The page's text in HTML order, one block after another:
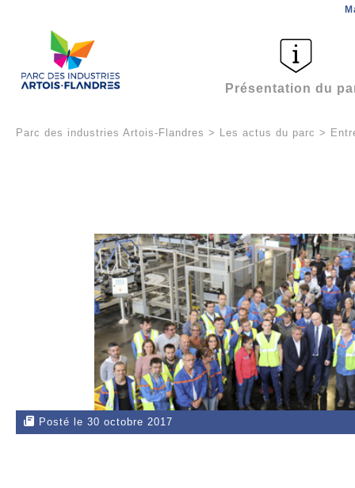
Présentation du
Parc des industries Artois-Flandres > Les actus du parc >
Posté le 30 octobre 2017